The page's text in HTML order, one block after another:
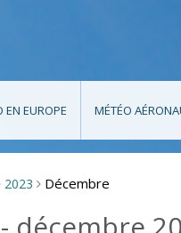
EN EUROPE MÉTÉO
2023 > Décembre